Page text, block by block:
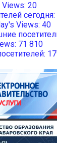
Views: 20
сегодня:
Views: 40
71 810